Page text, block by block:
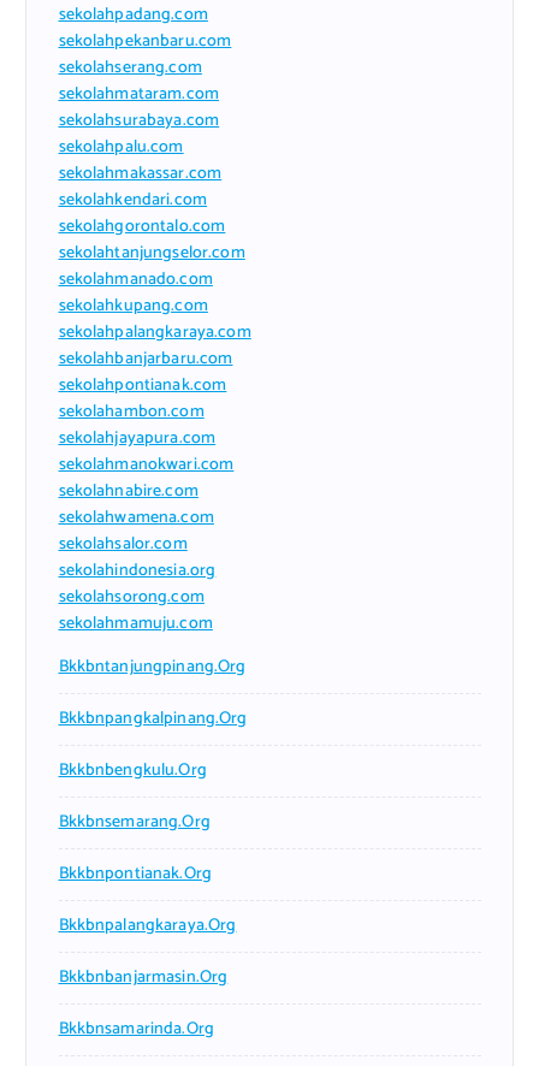
sekolahpadang.com
sekolahpekanbaru.com
sekolahserang.com
sekolahmataram.com
sekolahsurabaya.com
sekolahpalu.com
sekolahmakassar.com
sekolahkendari.com
sekolahgorontalo.com
sekolahtanjungselor.com
sekolahmanado.com
sekolahkupang.com
sekolahpalangkaraya.com
sekolahbanjarbaru.com
sekolahpontianak.com
sekolahambon.com
sekolahjayapura.com
sekolahmanokwari.com
sekolahnabire.com
sekolahwamena.com
sekolahsalor.com
sekolahindonesia.org
sekolahsorong.com
sekolahmamuju.com
Bkkbntanjungpinang.org
Bkkbnpangkalpinang.org
Bkkbnbengkulu.org
Bkkbnsemarang.org
Bkkbnpontianak.org
Bkkbnpalangkaraya.org
Bkkbnbanjarmasin.org
Bkkbnsamarinda.org